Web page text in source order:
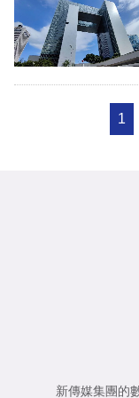
1
新傳媒集團的